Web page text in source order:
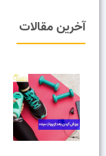
آخرین مقالات